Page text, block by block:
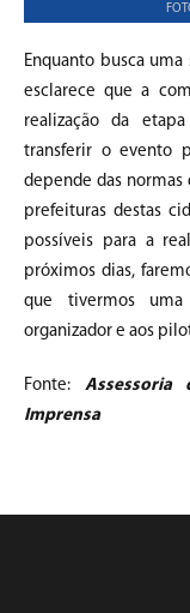
Enquanto busca
esclarece que a
realização da
transferir o evento
depende das normas
prefeituras destas
possíveis para a
próximos dias,
que tivermos uma
organizador e aos
Fonte: Assessoria
Imprensa